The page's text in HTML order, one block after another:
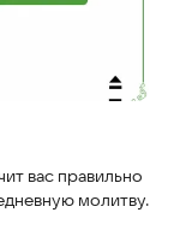
вас правильно
молитву.